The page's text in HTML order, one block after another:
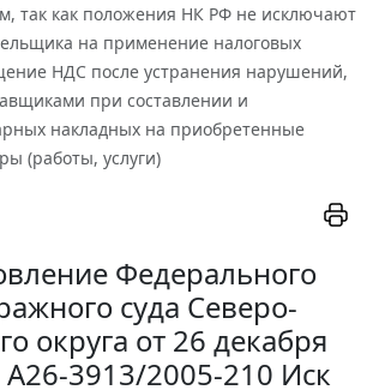
так как положения НК РФ не исключают
на применение налоговых
НДС после устранения нарушений,
при составлении и
накладных на приобретенные
(работы, услуги)
Федерального
суда Северо-
округа от 26 декабря
А26-3913/2005-210 Иск